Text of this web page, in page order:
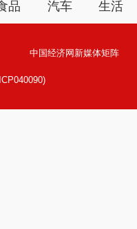
品 汽车 生活
中国经济网新媒体矩阵